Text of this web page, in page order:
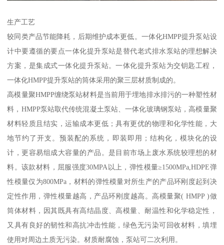
生产工艺
较同类产品节能降耗，后期维护成本更低。一体化HMPP提升泵站设
计中要遵循的要点一体化提升泵站是替代老式排水泵站的理想解决
方案，是集成式一体化提升泵站。一体化提升泵站为交钥匙工程，
一体化HMPP提升泵站的筒体采用的聚三层材质制成的。
高模量聚HMPP缠绕泵站材料是当前用于埋地排水排污的一种塑性材
料，HMPP泵站取代传统混凝土泵站、一体化玻璃钢泵站，高模量聚
材料轻质且结实，运输成本更低；具有更优的物理和化学性能，大
地节约了开支。预装配的系统，即装即用；结构化，模块化的设
计，更容易组成大容量的产品。是目前市场上废水系统较理想的材
料。该款材料，屈服强度30MPA以上，弹性模量≥1500MPa,HDPE弹
性模量仅为800MPa，材料的弹性模量对所生产的产品环刚度起到决
定性作用，弹性模量越高，产品环刚度越高。高模量聚( HMPP )做
筒体材料，因其既具有高结晶度、高模量、耐温性和化学稳定性，
又具有良好的韧性和高抗冲击性能，绿色无污染可回收材料，填埋
使用对周边土质无污染。材质耐腐蚀，泵站可二次利用。